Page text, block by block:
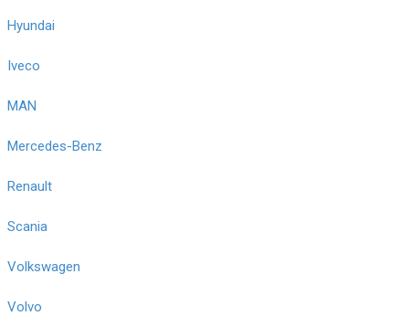
Hyundai
Iveco
MAN
Mercedes-Benz
Renault
Scania
Volkswagen
Volvo